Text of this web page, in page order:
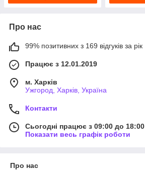
Про нас
99% позитивних з 169 відгуків за рік
Працює з 12.01.2019
м. Харків
Ужгород, Харків, Україна
Контакти
Сьогодні працює з 09:00 до 18:00
Показати весь графік роботи
Про нас